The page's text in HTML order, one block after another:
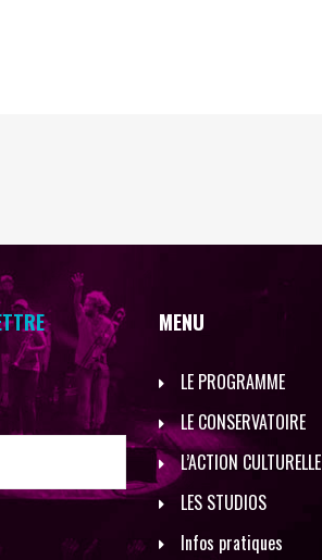
MENU
LE PROGRAMME
LE CONSERVATOIRE
L’ACTION CULTURELLE
LES STUDIOS
Infos pratiques